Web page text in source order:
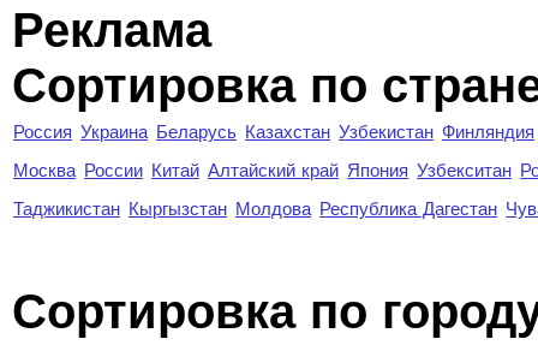
Реклама
Сортировка по
Россия Украина Беларусь Казахстан Узбекистан Финляндия
Москва России Китай Алтайский край Япония Узбекситан
Таджикистан Кыргызстан Молдова Республика Дагестан
Cортировка по